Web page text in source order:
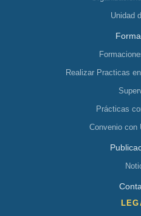
Unidad
Realizar Practicas
Prácticas
Convenio con